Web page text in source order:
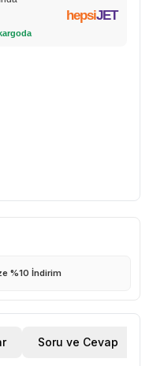
hepsiJET
%10 İndirim
Soru ve Cevap